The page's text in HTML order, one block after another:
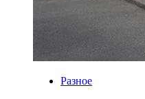
Разное